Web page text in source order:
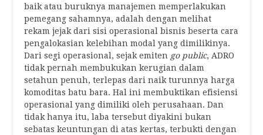
baik atau buruknya manajemen memperlakukan
pemegang sahamnya, adalah dengan melihat
rekam jejak dari sisi operasional bisnis beserta cara
pengalokasian kelebihan modal yang dimilikinya.
Dari segi operasional, sejak emiten go public, ADRO
tidak pernah membukukan kerugian dalam
setahun penuh, terlepas dari naik turunnya harga
komoditas batu bara. Hal ini membuktikan efisiensi
operasional yang dimiliki oleh perusahaan. Dan
tidak hanya itu, laba tersebut diyakini bukan
sebatas keuntungan di atas kertas, terbukti dengan